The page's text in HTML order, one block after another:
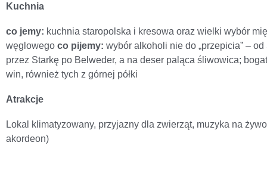
Kuchnia
co jemy: kuchnia staropolska i kresowa oraz wielki wybór
węglowego co pijemy: wybór alkoholi nie do „przepicia” –
przez Starkę po Belweder, a na deser paląca śliwowica;
win, również tych z górnej półki
Atrakcje
Lokal klimatyzowany, przyjazny dla zwierząt, muzyka na
akordeon)